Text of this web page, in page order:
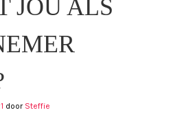
JOU ALS
door Steffie